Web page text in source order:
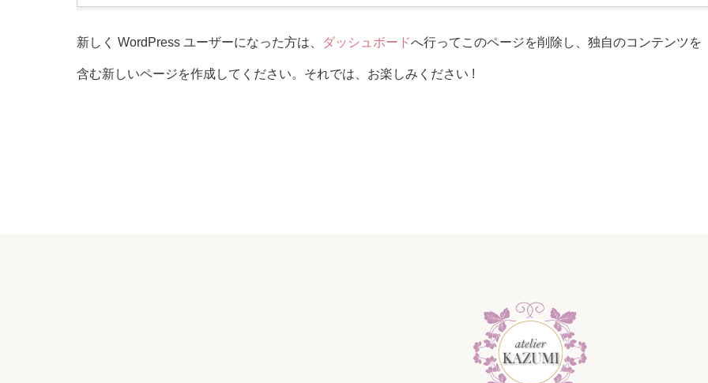
新しく WordPress ユーザーになった方は、 ダッシュボードへ行ってこのページを削除し、独自のコンテンツを
含む新しいページを作成してください。それでは、お楽しみください !